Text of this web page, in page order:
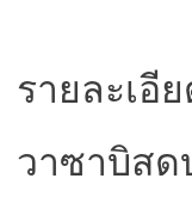
รายละเอี
วาซาบิสด